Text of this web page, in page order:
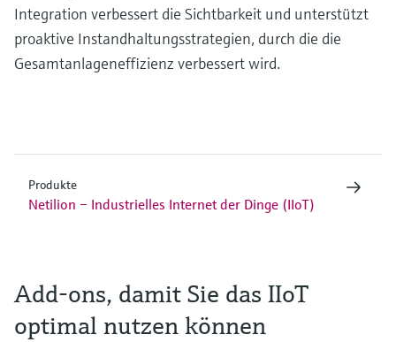
Integration verbessert die Sichtbarkeit und unterstützt
proaktive Instandhaltungsstrategien, durch die die
Gesamtanlageneffizienz verbessert wird.
Produkte
Netilion – Industrielles Internet der Dinge (IIoT)
Add-ons, damit Sie das IIoT
optimal nutzen können